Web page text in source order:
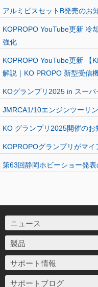
アルミビスセットB発売のお
KOPROPO YouTube更新 冷
強化
KOPROPO YouTube更新 【
解説｜KO PROPO 新型受信
KOグランプリ2025 in スー
JMRCA1/10エンジンツーリ
KO グランプリ2025開催のお
KOPROPOグランプリがマイ
第63回静岡ホビーショー発表
ニュース
製品
サポート情報
サポートブログ